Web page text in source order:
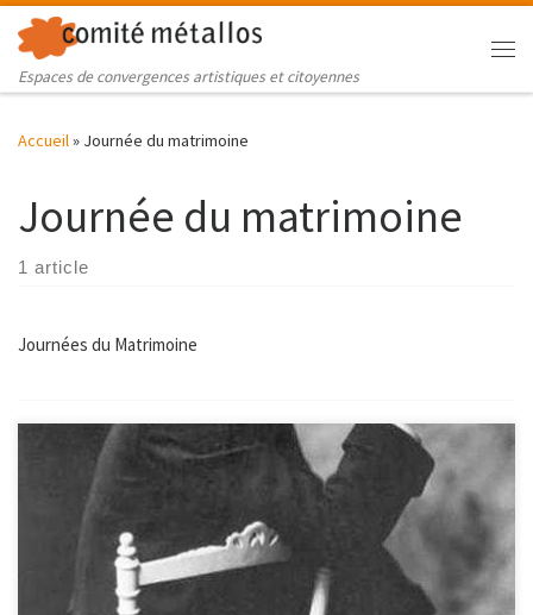
Skip to content
Espaces de convergences artistiques et citoyennes
Accueil» Journée du matrimoine
Journée du matrimoine
1 article
Journées du Matrimoine
Atelier d’écriture du 17/09/2023 au Palais de la Femme à
l’occasion des Journées du Patrimoine (Matrimoine) et du 150ème
anniversaire de la naissance de Colette